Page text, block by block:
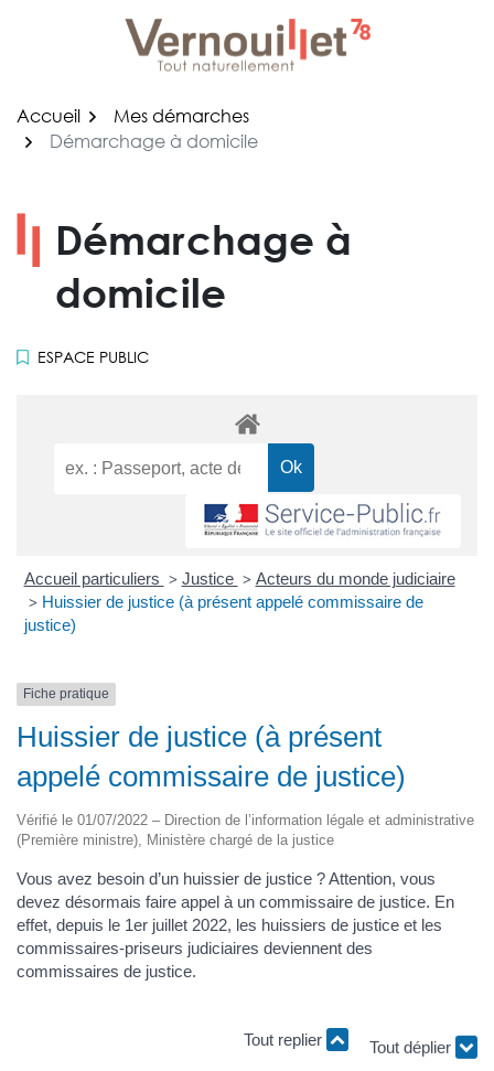
Accueil
Mes démarches
Démarchage à domicile
Démarchage à
domicile
ESPACE PUBLIC
Accueil particuliers > Justice > Acteurs du monde judiciaire
> Huissier de justice (à présent appelé commissaire de
justice)
Fiche pratique
Huissier de justice (à présent
appelé commissaire de justice)
Vérifié le 01/07/2022 – Direction de l’information légale et administrative
(Première ministre), Ministère chargé de la justice
Vous avez besoin d’un huissier de justice ? Attention, vous
devez désormais faire appel à un commissaire de justice. En
effet, depuis le 1er juillet 2022, les huissiers de justice et les
commissaires-priseurs judiciaires deviennent des
commissaires de justice.
Tout replier Tout déplier